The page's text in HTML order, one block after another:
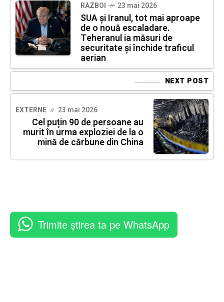
RĂZBOI 23 mai 2026
SUA și Iranul, tot mai aproape
de o nouă escaladare.
Teheranul ia măsuri de
securitate și închide traficul
aerian
NEXT POST
EXTERNE 23 mai 2026
Cel puțin 90 de persoane au
murit în urma exploziei de la o
mină de cărbune din China
Trimite știrea ta pe WhatsApp